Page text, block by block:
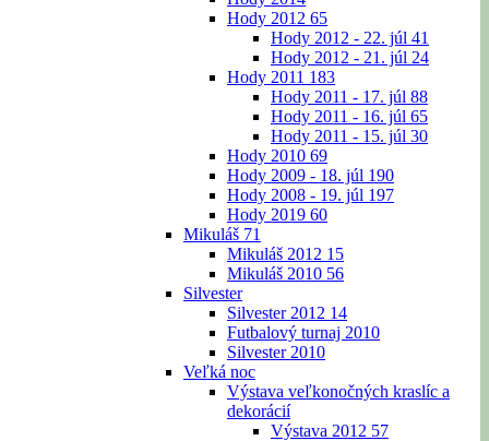
Hody 2012 65
Hody 2012 - 22. júl 41
Hody 2012 - 21. júl 24
Hody 2011 183
Hody 2011 - 17. júl 88
Hody 2011 - 16. júl 65
Hody 2011 - 15. júl 30
Hody 2010 69
Hody 2009 - 18. júl 190
Hody 2008 - 19. júl 197
Hody 2019 60
Mikuláš 71
Mikuláš 2012 15
Mikuláš 2010 56
Silvester
Silvester 2012 14
Futbalový turnaj 2010
Silvester 2010
Veľká noc
Výstava veľkonočných kraslíc a
dekorácií
Výstava 2012 57